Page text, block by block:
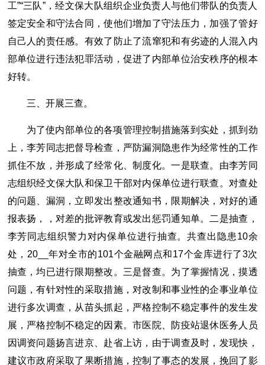
工”“三队”，经文保大队组织企业负责人与他们带队的负责人
签定安全和守法合同，使他们增加了守法压力，加强了管好
自己人的责任感。有效了防止了流窜犯和有劣迹的人混入内
部单位进行违法犯罪活动，促进了内部单位治安秩序的根本
好转。
三、开展三查。
为了使内部单位的各项管理控制措施落到实处，抓到劲
上，李芳同志把督导检查，严防漏洞隐患作为经常性的工作
抓住不放，并形成了经常化、制度化。一是联查。由李芳同
志组织经文保大队和保卫干部对内保单位进行联查。对查处
的问题、漏洞，立即发出整改通知书，限期解决，对好的通
报表扬，，对差的批评教育或发出惩罚通知单。二是抽查，
李芳同志组织警力对内保单位进行抽查。共查出隐患10余
处，20__年对全市的101个金融网点和17个金库进行了3次
抽查，均已进行限期整改。三是督查。为了掌握情况，摸透
问题，有针对性的采取措施，对改制和事业性的企事业单位
进行多次调查，从苗头抓起，严格控制不稳定事件的发生发
展，严格控制不稳定的因素。市医院、防疫站退休医务人员
因调资问题扬言进京、赴省上访，由于调查及时，发现快，
建议市政府采取了果断措施，控制了事态的发展，挽回了影